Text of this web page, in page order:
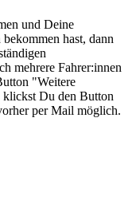
und Deine
hast, dann
mehrere Fahrer:innen
"Weitere
Du den Button
per Mail möglich.